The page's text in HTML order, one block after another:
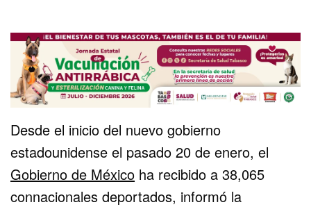
Desde el inicio del nuevo gobierno
estadounidense el pasado 20 de enero, el
Gobierno de México ha recibido a 38,065
connacionales deportados, informó la